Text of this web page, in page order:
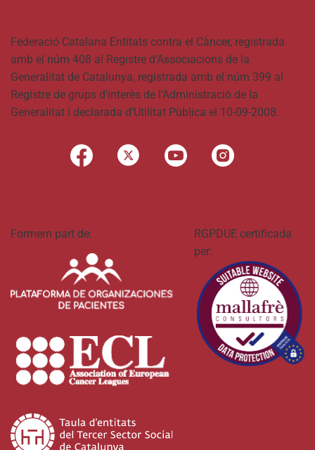
Federació Catalana Entitats contra el Càncer, registrada
amb el núm 408 al Registre d’Associacions de la
Generalitat de Catalunya, registrada amb el núm 399 al
Registre de grups d’interès de l’Administració de la
Generalitat i declarada d’Utilitat Pública el 10-09-2008.
Formem part de:
RGPDUE certificada
per: